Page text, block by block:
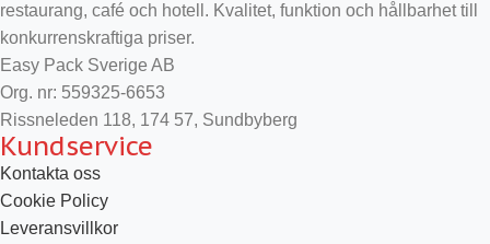
restaurang, café och hotell. Kvalitet, funktion och hållbarhet till
konkurrenskraftiga priser.
Easy Pack Sverige AB
Org. nr: 559325-6653
Rissneleden 118, 174 57, Sundbyberg
Kundservice
Kontakta oss
Cookie Policy
Leveransvillkor